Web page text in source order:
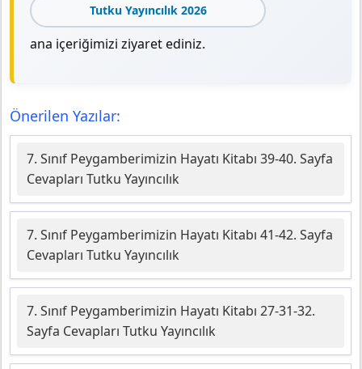
Tutku Yayıncılık 2026
ana içeriğimizi ziyaret ediniz.
Önerilen Yazılar:
7. Sınıf Peygamberimizin Hayatı Kitabı 39-40. Sayfa
Cevapları Tutku Yayıncılık
7. Sınıf Peygamberimizin Hayatı Kitabı 41-42. Sayfa
Cevapları Tutku Yayıncılık
7. Sınıf Peygamberimizin Hayatı Kitabı 27-31-32.
Sayfa Cevapları Tutku Yayıncılık